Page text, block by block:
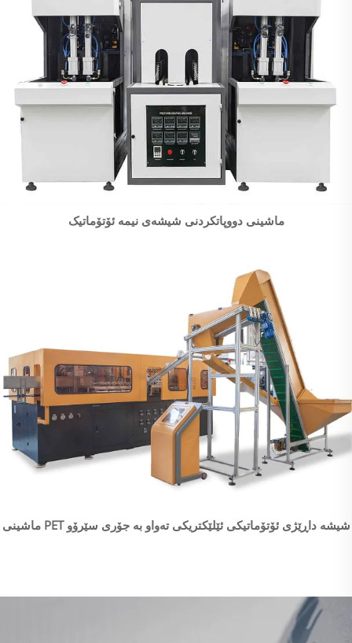
ماشینی دووپاتکردنی شیشەی نیمە ئۆتۆماتیک
ماشینی PET شیشە داڕێژی ئۆتۆماتیکی ئێلێکتریکی تەواو بە جۆری سێرۆو